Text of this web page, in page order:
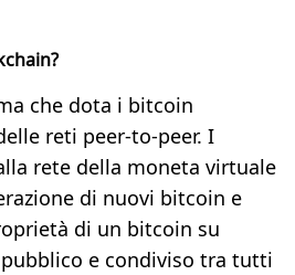
che dota i bitcoin
reti peer-to-peer. I
rete della moneta virtuale
di nuovi bitcoin e
di un bitcoin su
e condiviso tra tutti